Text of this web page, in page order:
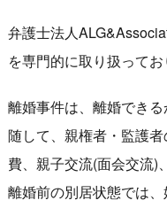
弁護士法人
を専門的に取り扱ってお
離婚事件は、離婚でき
随して、親権者・監護
費、親子交流(面会交流)
離婚前の別居状態では